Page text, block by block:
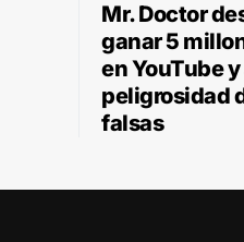
Mr. Doctor
ganar 5
en YouTube
peligrosidad
falsas